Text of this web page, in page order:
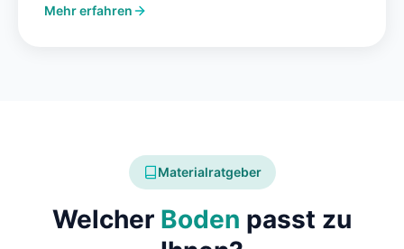
Mehr erfahren
Materialratgeber
Welcher Boden passt zu